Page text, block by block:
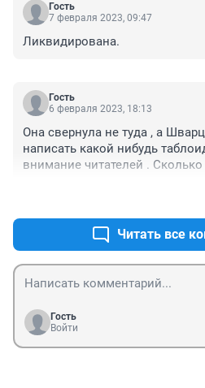
Гость
7 февраля 2023, 09:47
Ликвидирована.
Гость
6 февраля 2023, 18:13
Она свернула не туда , а
написать какой нибудь
внимание читателей . Сколько
Читать все
Гость
Войти